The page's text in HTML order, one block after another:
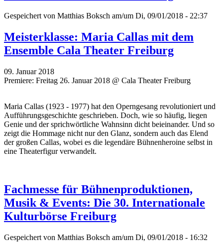
Gespeichert von Matthias Boksch am/um Di, 09/01/2018 - 22:37
Meisterklasse: Maria Callas mit dem
Ensemble Cala Theater Freiburg
09. Januar 2018
Premiere: Freitag 26. Januar 2018 @ Cala Theater Freiburg
Maria Callas (1923 - 1977) hat den Operngesang revolutioniert und
Aufführungsgeschichte geschrieben. Doch, wie so häufig, liegen
Genie und der sprichwörtliche Wahnsinn dicht beieinander. Und so
zeigt die Hommage nicht nur den Glanz, sondern auch das Elend
der großen Callas, wobei es die legendäre Bühnenheroine selbst in
eine Theaterfigur verwandelt.
Fachmesse für Bühnenproduktionen,
Musik & Events: Die 30. Internationale
Kulturbörse Freiburg
Gespeichert von Matthias Boksch am/um Di, 09/01/2018 - 16:32